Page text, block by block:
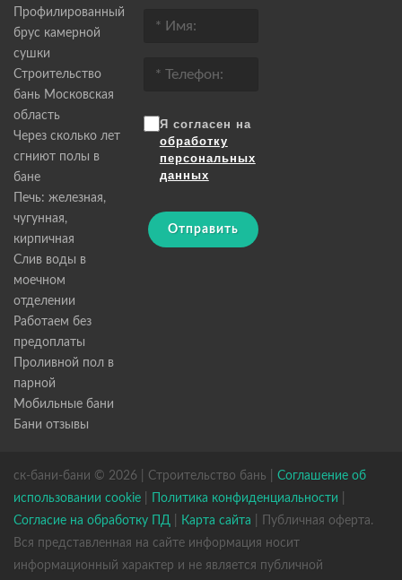
Профилированный
брус камерной
сушки
Строительство
бань Московская
область
Через сколько лет
сгниют полы в
бане
Печь: железная,
чугунная,
кирпичная
Слив воды в
моечном
отделении
Работаем без
предоплаты
Проливной пол в
парной
Мобильные бани
Бани отзывы
Я согласен на
обработку
персональных
данных
Отправить
ск-бани-бани © 2026 | Строительство бань | Соглашение об
использовании cookie
Политика конфиденциальности
Согласие на обработку ПД
Карта сайта | Публичная оферта.
Вся представленная на сайте информация носит
информационный характер и не является публичной